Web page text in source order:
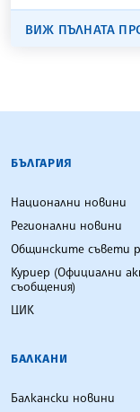
ВИЖ ПЪЛНАТА
БЪЛГАРСКА
БЪЛГАРИЯ
Национални новини
Регионални новини
Общинските съвети
Куриер (Официални
съобщения)
ЦИК
БАЛКАНИ
Балкански новини